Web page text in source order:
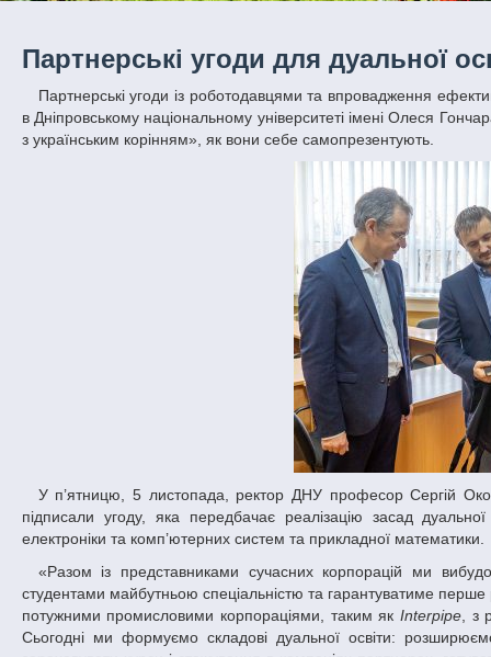
Партнерські угоди для дуальної
Партнерські угоди із роботодавцями та впровадження ефективної дуальної освіти стануть вагомою мотивацією для студентів – переконані
в Дніпровському національному університеті імені Олеся
з українським корінням», як вони себе самопрезентують.
У п’ятницю, 5 листопада, ректор ДНУ професор Сергій
підписали угоду, яка передбачає реалізацію засад
електроніки та комп’ютерних систем та прикладної математики.
«Разом із представниками сучасних корпорацій ми вибудовуємо таке освітнє середовище, яке спрятиме досконалому опануванню
студентами майбутньою спеціальністю та гарантуватиме
потужними промисловими корпораціями, таким як Interpipe, з
Сьогодні ми формуємо складові дуальної освіти: